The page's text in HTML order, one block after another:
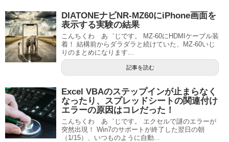
DIATONEナビNR-MZ60にiPhone画面を
表示する実験の結果
こんちくわ あ゛じです。 MZ-60にHDMIケーブル装
着！ 結構前からダラダラと続けていた、MZ-60いじ
りのまとめになります...
記事を読む
Excel VBAのステップインが止まらなく
なったり、スプレッドシートの関連付け
エラーの原因はコレだった！
こんちくわ あ゛じです。 エクセルで謎のエラーが
突然出現！ Win7のサポートが終了した翌日の朝
（1/15）、いつものように自動...